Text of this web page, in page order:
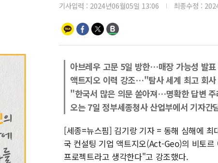
기사입력 : 2024년06월05일 13:06 최종수정 :
아브레우 고문 5일 방한…매장 가능성 발
액트지오 이력 강조…"탐사 세계 최고 회
"한국서 많은 의문 쏟아져…명확한 답변
오는 7일 정부세종청사 산업부에서 기자간
[세종=뉴스핌] 김기랑 기자 = 동해 심해에 최
국 컨설팅 기업 액트지오(Act-Geo)의 비토
프로젝트라고 생각한다"고 강조했다.